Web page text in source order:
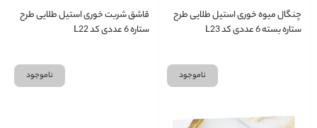
چنگال میوه خوری استیل طلایی طرح
ستاره بسته 6 عددی کد L23
ناموجود
قاشق شربت خوری استیل طلایی طرح
ستاره 6 عددی کد L22
ناموجود